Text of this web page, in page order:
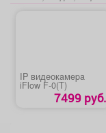
IP видеокaмepa
iFlow F-0(T)
7499 руб.